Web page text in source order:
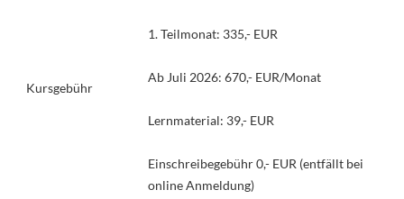
Kursgebühr
1. Teilmonat: 335,- EUR
Ab Juli 2026: 670,- EUR/Monat
Lernmaterial: 39,- EUR
Einschreibegebühr 0,- EUR (entfällt bei
online Anmeldung)